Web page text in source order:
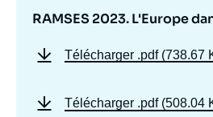
RAMSES 2023. L'Europe
Télécharger .pdf (738.67
Télécharger .pdf (508.04